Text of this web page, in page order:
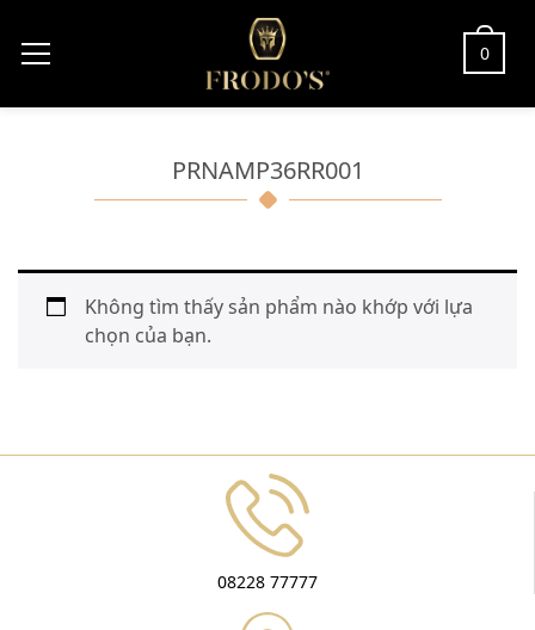
0
PRNAMP36RR001
Không tìm thấy sản phẩm nào khớp với lựa
chọn của bạn.
08228 77777